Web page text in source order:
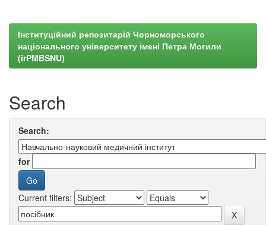
Інституційний репозитарій Чорноморського
національного університету імені Петра Могили
(irPMBSNU)
Search
Search:
for
Current filters: